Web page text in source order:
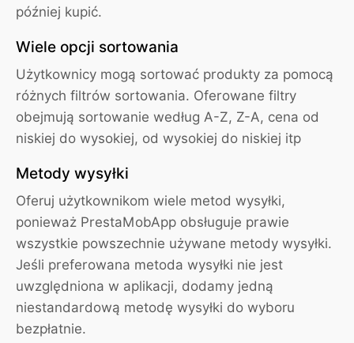
później kupić.
Wiele opcji sortowania
Użytkownicy mogą sortować produkty za pomocą
różnych filtrów sortowania. Oferowane filtry
obejmują sortowanie według A-Z, Z-A, cena od
niskiej do wysokiej, od wysokiej do niskiej itp
Metody wysyłki
Oferuj użytkownikom wiele metod wysyłki,
ponieważ PrestaMobApp obsługuje prawie
wszystkie powszechnie używane metody wysyłki.
Jeśli preferowana metoda wysyłki nie jest
uwzględniona w aplikacji, dodamy jedną
niestandardową metodę wysyłki do wyboru
bezpłatnie.